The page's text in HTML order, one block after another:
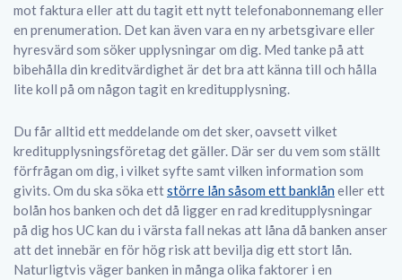
mot faktura eller att du tagit ett nytt telefonabonnemang eller
en prenumeration. Det kan även vara en ny arbetsgivare eller
hyresvärd som söker upplysningar om dig. Med tanke på att
bibehålla din kreditvärdighet är det bra att känna till och hålla
lite koll på om någon tagit en kreditupplysning.
Du får alltid ett meddelande om det sker, oavsett vilket
kreditupplysningsföretag det gäller. Där ser du vem som ställt
förfrågan om dig, i vilket syfte samt vilken information som
givits. Om du ska söka ettstörre lån såsom ett banklån eller ett
bolån hos banken och det då ligger en rad kreditupplysningar
på dig hos UC kan du i värsta fall nekas att låna då banken anser
att det innebär en för hög risk att bevilja dig ett stort lån.
Naturligtvis väger banken in många olika faktorer i en